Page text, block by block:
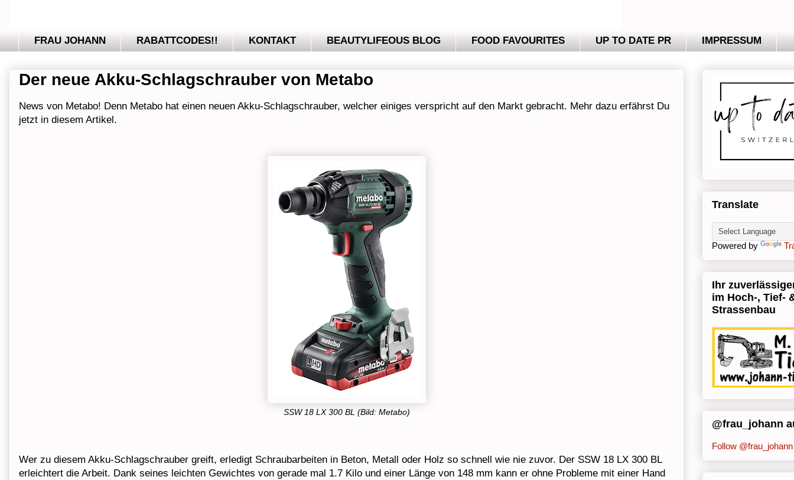
FRAU JOHANN RABATTCODES!! KONTAKT BEAUTYLIFEOUS BLOG FOOD FAVOURITES UP TO DATE PR IMPRESSUM
Der neue Akku-Schlagschrauber von Metabo
News von Metabo! Denn Metabo hat einen neuen Akku-Schlagschrauber, welcher einiges verspricht auf den Markt gebracht. Mehr dazu erfährst Du
jetzt in diesem Artikel.
SSW 18 LX 300 BL (Bild: Metabo)
Wer zu diesem Akku-Schlagschrauber greift, erledigt Schraubarbeiten in Beton, Metall oder Holz so schnell wie nie zuvor. Der SSW 18 LX 300 BL
erleichtert die Arbeit. Dank seines leichten Gewichtes von gerade mal 1.7 Kilo und einer Länge von 148 mm kann er ohne Probleme mit einer Hand
Translate
Powered by
Ihr
im Hoch-, Tief-
Strassenbau
@frau_johann
Follow @frau_johann